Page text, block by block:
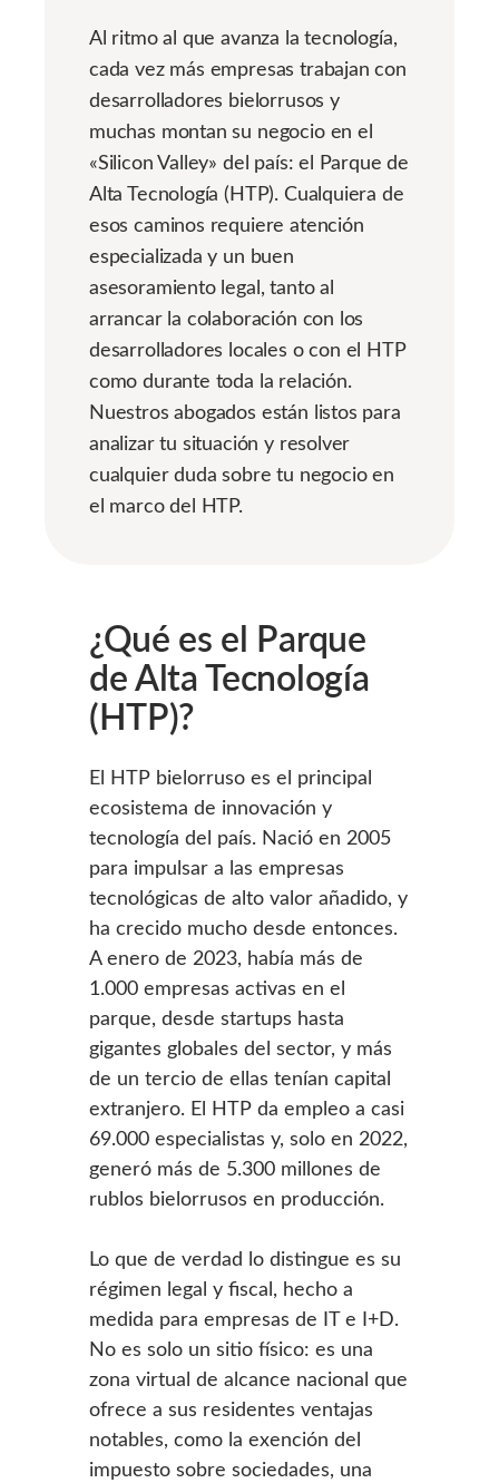
Al ritmo al que avanza la tecnología,
cada vez más empresas trabajan con
desarrolladores bielorrusos y
muchas montan su negocio en el
«Silicon Valley» del país: el Parque de
Alta Tecnología (HTP). Cualquiera de
esos caminos requiere atención
especializada y un buen
asesoramiento legal, tanto al
arrancar la colaboración con los
desarrolladores locales o con el HTP
como durante toda la relación.
Nuestros abogados están listos para
analizar tu situación y resolver
cualquier duda sobre tu negocio en
el marco del HTP.
¿Qué es el Parque
de Alta Tecnología
(HTP)?
El HTP bielorruso es el principal
ecosistema de innovación y
tecnología del país. Nació en 2005
para impulsar a las empresas
tecnológicas de alto valor añadido, y
ha crecido mucho desde entonces.
A enero de 2023, había más de
1.000 empresas activas en el
parque, desde startups hasta
gigantes globales del sector, y más
de un tercio de ellas tenían capital
extranjero. El HTP da empleo a casi
69.000 especialistas y, solo en 2022,
generó más de 5.300 millones de
rublos bielorrusos en producción.
Lo que de verdad lo distingue es su
régimen legal y fiscal, hecho a
medida para empresas de IT e I+D.
No es solo un sitio físico: es una
zona virtual de alcance nacional que
ofrece a sus residentes ventajas
notables, como la exención del
impuesto sobre sociedades, una